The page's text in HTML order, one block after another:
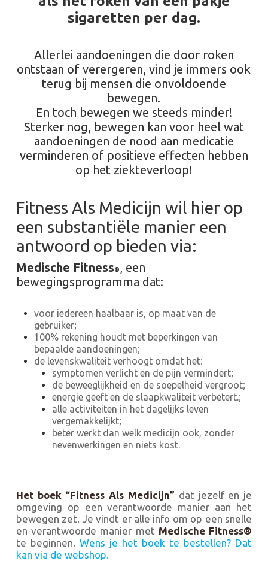
sigaretten per dag.
Allerlei aandoeningen die door roken
ontstaan of verergeren, vind je immers ook
terug bij mensen die onvoldoende
bewegen.
En toch bewegen we steeds minder!
Sterker nog, bewegen kan voor heel wat
aandoeningen de nood aan medicatie
verminderen of positieve effecten hebben
op het ziekteverloop!
Fitness Als Medicijn wil hier op
een substantiële manier een
antwoord op bieden via:
Medische Fitness® , een
bewegingsprogramma dat:
voor iedereen haalbaar is, op maat van de
gebruiker;
100% rekening houdt met beperkingen van
bepaalde aandoeningen;
de levenskwaliteit verhoogt omdat het:
symptomen verlicht en de pijn vermindert;
de beweeglijkheid en de soepelheid vergroot;
energie geeft en de slaapkwaliteit verbetert.;
alle activiteiten in het dagelijks leven
vergemakkelijkt;
beter werkt dan welk medicijn ook, zonder
nevenwerkingen en niets kost.
Het boek “Fitness Als Medicijn” dat jezelf en je
omgeving op een verantwoorde manier aan het
bewegen zet. Je vindt er alle info om op een snelle
en verantwoorde manier met Medische Fitness®
te beginnen. Wens je het boek te bestellen? Dat
kan via de webshop.